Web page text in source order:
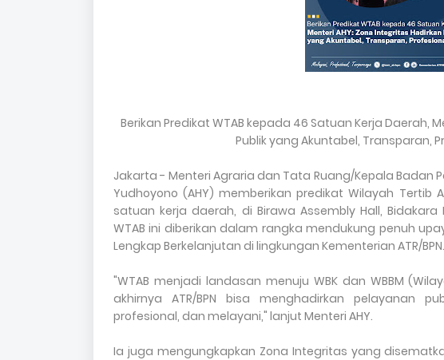
Berikan Predikat WTAB kepada 46 Satuan Kerja Daerah,
Publik yang Akuntabel, Transparan,
Jakarta - Menteri Agraria dan Tata Ruang/Kepala Badan
Yudhoyono (AHY) memberikan predikat Wilayah Tertib
satuan kerja daerah, di Birawa Assembly Hall,
WTAB ini diberikan dalam rangka mendukung penuh
Lengkap Berkelanjutan di lingkungan Kementerian ATR/BPN.
"WTAB menjadi landasan menuju WBK dan WBBM
akhirnya ATR/BPN bisa menghadirkan pelayanan
profesional, dan melayani," lanjut Menteri AHY.
Ia juga mengungkapkan Zona Integritas yang